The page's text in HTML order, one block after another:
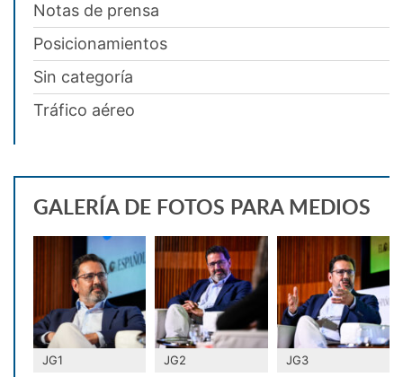
Notas de prensa
Posicionamientos
Sin categoría
Tráfico aéreo
GALERÍA DE FOTOS PARA MEDIOS
JG1 JG2 JG3